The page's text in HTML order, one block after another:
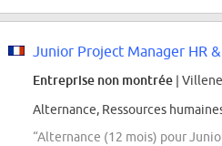
Entreprise non montrée |
Alternance, Ressources
“Alternance (12 mois) pour